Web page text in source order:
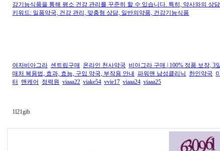
강기능식품을 통해 평소 건강 관리를 꾸준히 할 수 있습니다. 특히, 약사와의 상
키워드: 일품약국, 건강 관리, 맞춤형 상담, 일반의약품, 건강기능식품
여자비아그라 센트립구매 온라인 천사약국 비아그라 구매 | 100% 정품 보장, 3
매처 복용법, 효과, 효능, 구입 약국, 부작용 안내 파워맨 남성클리닉 한인약국
터 맨케어 정력원 viaaa22 viake54 vvie17 viaaa24 viaaa25
1l21gib